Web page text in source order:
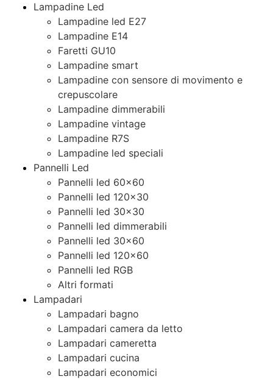
Lampadine Led
Lampadine led E27
Lampadine E14
Faretti GU10
Lampadine smart
Lampadine con sensore di movimento e
crepuscolare
Lampadine dimmerabili
Lampadine vintage
Lampadine R7S
Lampadine led speciali
Pannelli Led
Pannelli led 60×60
Pannelli led 120×30
Pannelli led 30×30
Pannelli led dimmerabili
Pannelli led 30×60
Pannelli led 120×60
Pannelli led RGB
Altri formati
Lampadari
Lampadari bagno
Lampadari camera da letto
Lampadari cameretta
Lampadari cucina
Lampadari economici